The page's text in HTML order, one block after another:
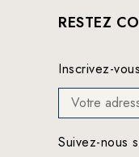
RESTEZ
Inscrivez-
Suivez-nous